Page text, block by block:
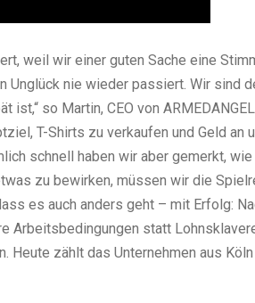
weil wir einer guten Sache eine
Unglück nie wieder passiert. Wir sind
ist,“ so Martin, CEO von
T-Shirts zu verkaufen und Geld an
schnell haben wir aber gemerkt,
zu bewirken, müssen wir die
es auch anders geht – mit Erfolg:
Arbeitsbedingungen statt
Heute zählt das Unternehmen aus